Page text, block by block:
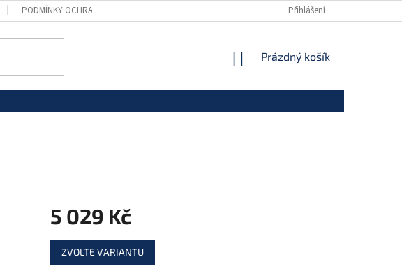
PODMÍNKY OCHRANY OSOBNÍCH ÚDAJŮ Přihlášení
NÁKUPNÍ
Prázdný košík
5 029 Kč
Měrná
cena:
ZVOLTE VARIANTU